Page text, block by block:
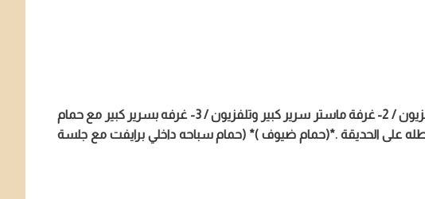
للايجار جاخور في كبد – يتكون من: (4 غرف نوم مع كامل اكسسوراتهم + غرفة للعاملة / 1- غرفه ماستر سرير كبير و تلفزيون / 2- غرفة ماستر سرير كبير وتلفزيون / 3- غرفه بسرير كبير مع حمام
بالكامل *(دوانية )مطله على الحديقة .*(حمام ضيوف )* (حمام سباحه داخلي برايفت مع جلسة